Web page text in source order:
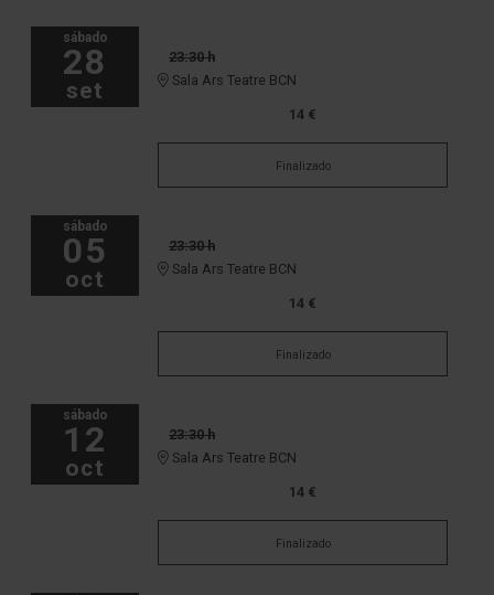
sábado
28
set
23:30 h
Sala Ars Teatre BCN
14 €
Finalizado
sábado
05
oct
23:30 h
Sala Ars Teatre BCN
14 €
Finalizado
sábado
12
oct
23:30 h
Sala Ars Teatre BCN
14 €
Finalizado